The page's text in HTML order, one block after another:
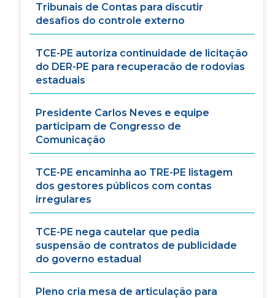
Tribunais de Contas para discutir
desafios do controle externo
TCE-PE autoriza continuidade de licitação
do DER-PE para recuperacão de rodovias
estaduais
Presidente Carlos Neves e equipe
participam de Congresso de
Comunicação
TCE-PE encaminha ao TRE-PE listagem
dos gestores públicos com contas
irregulares
TCE-PE nega cautelar que pedia
suspensão de contratos de publicidade
do governo estadual
Pleno cria mesa de articulação para